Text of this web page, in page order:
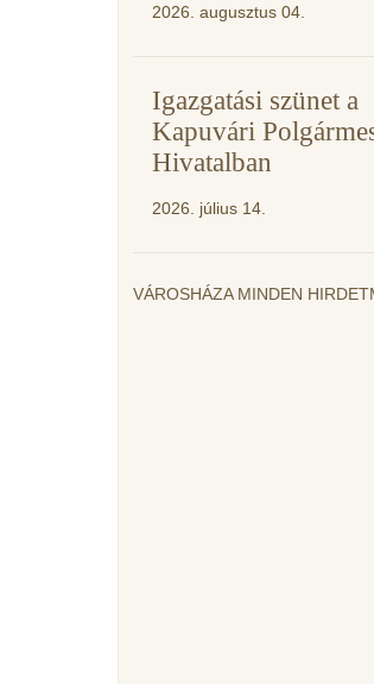
2026. augusztus 04.
Igazgatási szünet a
Kapuvári
Hivatalban
2026. július 14.
VÁROSHÁZA MINDEN